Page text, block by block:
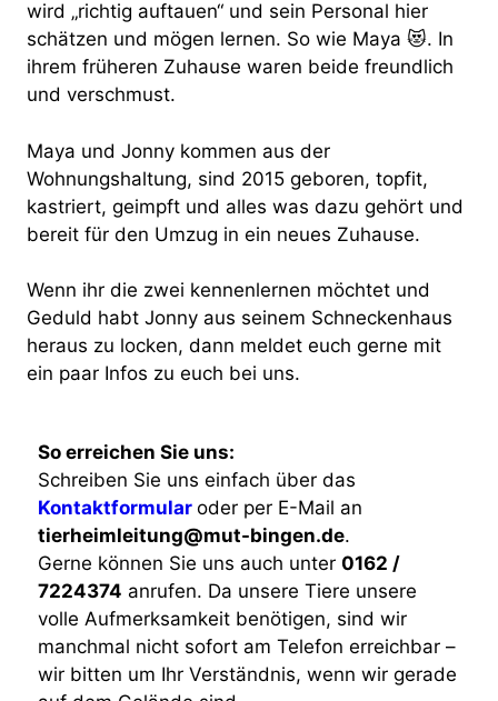
wird „richtig auftauen“ und sein Personal hier
schätzen und mögen lernen. So wie Maya 😻. In
ihrem früheren Zuhause waren beide freundlich
und verschmust.
Maya und Jonny kommen aus der
Wohnungshaltung, sind 2015 geboren, topfit,
kastriert, geimpft und alles was dazu gehört und
bereit für den Umzug in ein neues Zuhause.
Wenn ihr die zwei kennenlernen möchtet und
Geduld habt Jonny aus seinem Schneckenhaus
heraus zu locken, dann meldet euch gerne mit
ein paar Infos zu euch bei uns.
So erreichen Sie uns:
Schreiben Sie uns einfach über das
Kontaktformular oder per E-Mail an
tierheimleitung@mut-bingen.de.
Gerne können Sie uns auch unter 0162 /
7224374 anrufen. Da unsere Tiere unsere
volle Aufmerksamkeit benötigen, sind wir
manchmal nicht sofort am Telefon erreichbar –
wir bitten um Ihr Verständnis, wenn wir gerade